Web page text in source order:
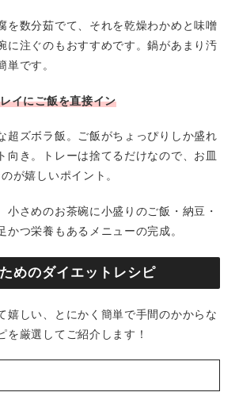
を数分茹でて、それを乾燥わかめと味噌
に注ぐのもおすすめです。鍋があまり汚
単です。
イにご飯を直接イン
超ズボラ飯。ご飯がちょっぴりしか盛れ
向き。トレーは捨てるだけなので、お皿
が嬉しいポイント。
小さめのお茶碗に小盛りのご飯・納豆・
かつ栄養もあるメニューの完成。
めのダイエットレシピ
嬉しい、とにかく簡単で手間のかからな
を厳選してご紹介します！